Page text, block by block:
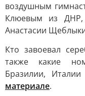
воздушным
Клюевым из ДНР,
Анастасии
Кто завоевал
также какие
Бразилии,
материале.